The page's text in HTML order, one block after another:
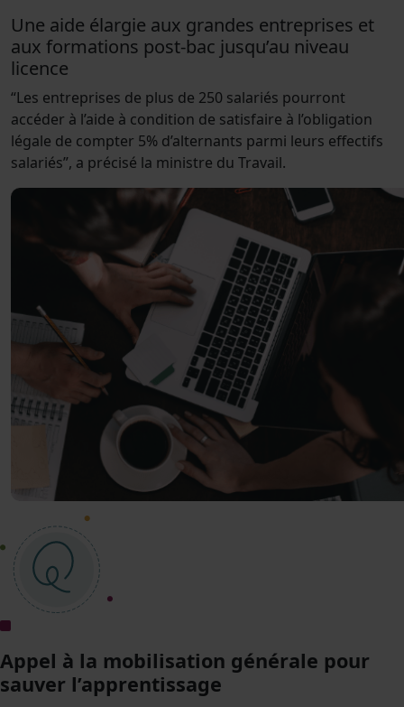
Une aide élargie aux grandes entreprises et
aux formations post-bac jusqu’au niveau
licence
“Les entreprises de plus de 250 salariés pourront
accéder à l’aide à condition de satisfaire à l’obligation
légale de compter 5% d’alternants parmi leurs effectifs
salariés”, a précisé la ministre du Travail.
Appel à la mobilisation générale pour
sauver l’apprentissage